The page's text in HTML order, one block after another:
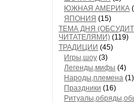
ЮЖНАЯ АМЕРИКА
ЯПОНИЯ (15)
ТЕМА ДНЯ
ЧИТАТЕЛЯМИ) (119)
ТРАДИЦИИ (45)
Игры,шоу (3)
Легенды,мифы (4)
Народы,племена (1)
Праздники (16)